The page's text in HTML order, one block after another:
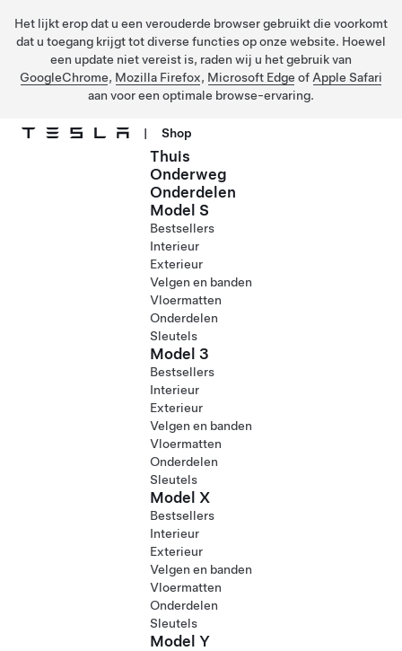
Het lijkt erop dat u een verouderde browser gebruikt die voorkomt
dat u toegang krijgt tot diverse functies op onze website. Hoewel
een update niet vereist is, raden wij u het gebruik van
GoogleChrome, Mozilla Firefox, Microsoft Edge of Apple Safari
aan voor een optimale browse-ervaring.
| Shop
Thuis
Onderweg
Onderdelen
Model S
Bestsellers
Interieur
Exterieur
Velgen en banden
Vloermatten
Onderdelen
Sleutels
Model 3
Bestsellers
Interieur
Exterieur
Velgen en banden
Vloermatten
Onderdelen
Sleutels
Model X
Bestsellers
Interieur
Exterieur
Velgen en banden
Vloermatten
Onderdelen
Sleutels
Model Y